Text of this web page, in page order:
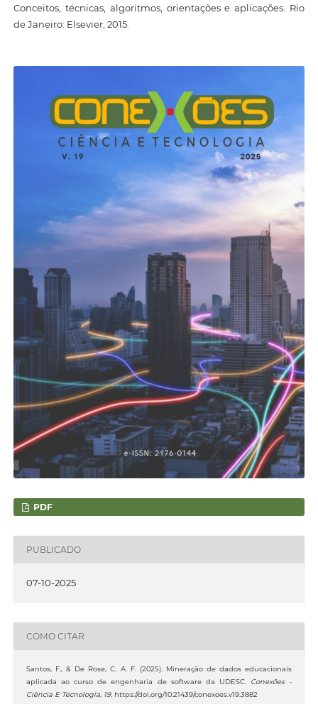
Conceitos, técnicas, algoritmos, orientações e aplicações. Rio
de Janeiro: Elsevier, 2015.
PDF
PUBLICADO
07-10-2025
COMO CITAR
Santos, F., & De Rose, C. A. F. (2025). Mineração de dados educacionais
aplicada ao curso de engenharia de software da UDESC.
Conexões -
Ciência E Tecnologia, 19. https://doi.org/10.21439/conexoes.v19.3882